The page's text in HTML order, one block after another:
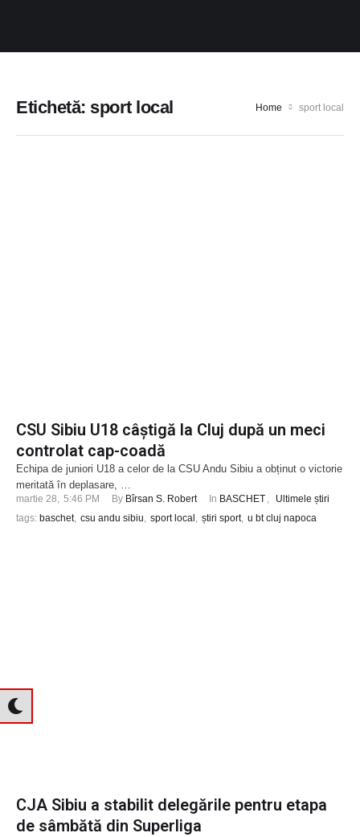
Etichetă: sport local Home sport local
CSU Sibiu U18 câștigă la Cluj după un meci
controlat cap-coadă
Echipa de juniori U18 a celor de la CSU Andu Sibiu a obținut o victorie
meritată în deplasare, …
martie 28, 5:46 PM By Bîrsan S. Robert In BASCHET ,
Ultimele știri
tags: baschet, csu andu sibiu, sport local , știri sport, u bt cluj napoca
CJA Sibiu a stabilit delegările pentru etapa
de sâmbătă din Superliga